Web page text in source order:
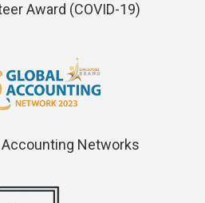
Award (COVID-19)
Accounting Networks